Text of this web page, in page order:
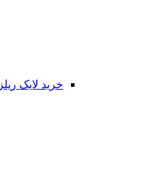
خرید لایک ریلز